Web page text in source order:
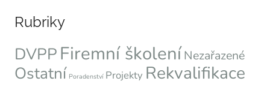
Rubriky
DVPPFiremní školeníNezařazené
Ostatní Poradenství Projekty Rekvalifikace